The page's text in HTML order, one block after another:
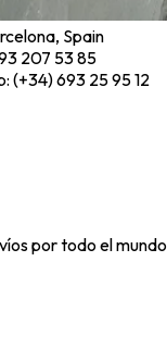
Spain
207 53 85
(+34) 693 25 95 12
por todo el mundo